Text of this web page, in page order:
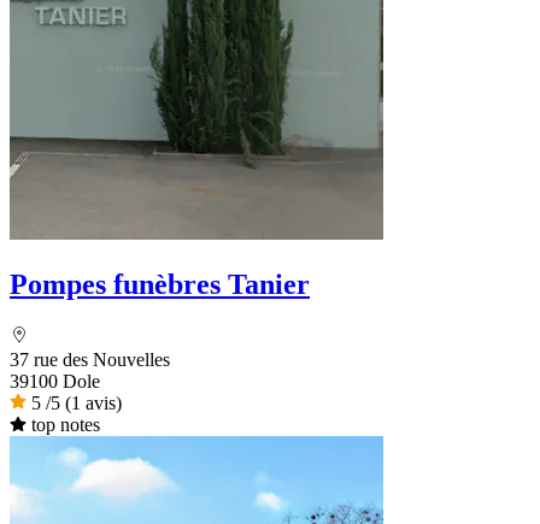
Pompes funèbres Tanier
37 rue des Nouvelles
39100 Dole
5 /5 (1 avis)
top notes